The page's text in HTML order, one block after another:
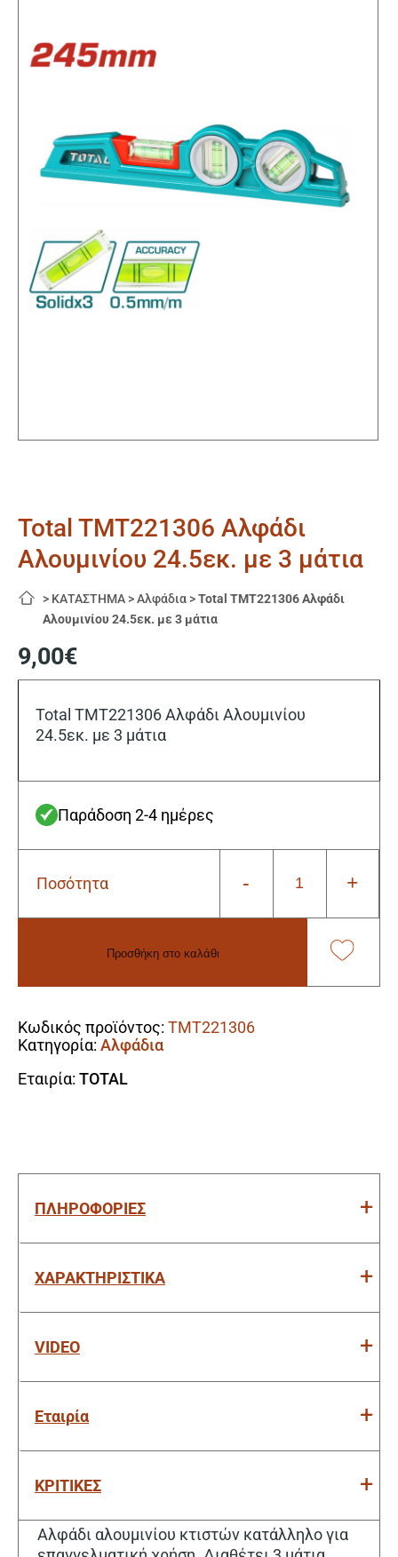
Total TMT221306 Αλφάδι
Αλουμινίου 24.5εκ. με 3 μάτια
> ΚΑΤΑΣΤΗΜΑ >Αλφάδια >Total TMT221306 Αλφάδι
Αλουμινίου 24.5εκ. με 3 μάτια
9,00€
Total TMT221306 Αλφάδι Αλουμινίου
24.5εκ. με 3 μάτια
Παράδοση 2-4 ημέρες
Ποσότητα -
Total
ποσότητα
+
Προσθήκη στο καλάθι
Κωδικός προϊόντος: TMT221306
Κατηγορία: Αλφάδια
Εταιρία: TOTAL
ΠΛΗΡΟΦΟΡΙΕΣ
ΧΑΡΑΚΤΗΡΙΣΤΙΚΑ
VIDEO
Εταιρία
ΚΡΙΤΙΚΕΣ
Αλφάδι αλουμινίου κτιστών κατάλληλο για